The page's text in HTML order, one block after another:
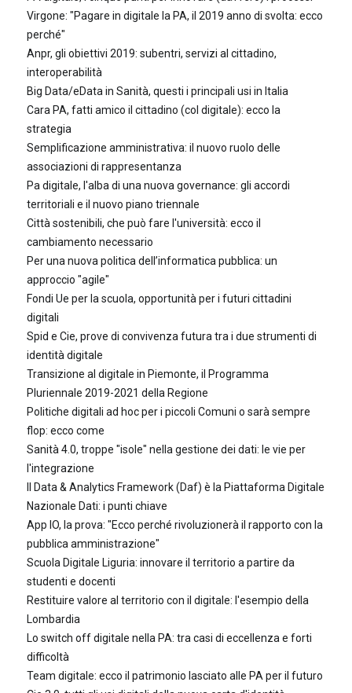
Virgone: "Pagare in digitale la PA, il 2019 anno di svolta: ecco
perché"
Anpr, gli obiettivi 2019: subentri, servizi al cittadino,
interoperabilità
Big Data/eData in Sanità, questi i principali usi in Italia
Cara PA, fatti amico il cittadino (col digitale): ecco la
strategia
Semplificazione amministrativa: il nuovo ruolo delle
associazioni di rappresentanza
Pa digitale, l'alba di una nuova governance: gli accordi
territoriali e il nuovo piano triennale
Città sostenibili, che può fare l'università: ecco il
cambiamento necessario
Per una nuova politica dell’informatica pubblica: un
approccio "agile"
Fondi Ue per la scuola, opportunità per i futuri cittadini
digitali
Spid e Cie, prove di convivenza futura tra i due strumenti di
identità digitale
Transizione al digitale in Piemonte, il Programma
Pluriennale 2019-2021 della Regione
Politiche digitali ad hoc per i piccoli Comuni o sarà sempre
flop: ecco come
Sanità 4.0, troppe "isole" nella gestione dei dati: le vie per
l'integrazione
Il Data & Analytics Framework (Daf) è la Piattaforma Digitale
Nazionale Dati: i punti chiave
App IO, la prova: "Ecco perché rivoluzionerà il rapporto con la
pubblica amministrazione"
Scuola Digitale Liguria: innovare il territorio a partire da
studenti e docenti
Restituire valore al territorio con il digitale: l'esempio della
Lombardia
Lo switch off digitale nella PA: tra casi di eccellenza e forti
difficoltà
Team digitale: ecco il patrimonio lasciato alle PA per il futuro